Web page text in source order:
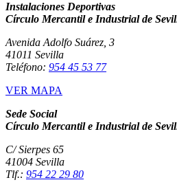
Instalaciones Deportivas
Círculo Mercantil e Industrial de
Avenida Adolfo Suárez, 3
41011 Sevilla
Teléfono: 954 45 53 77
VER MAPA
Sede Social
Círculo Mercantil e Industrial de
C/ Sierpes 65
41004 Sevilla
Tlf.: 954 22 29 80